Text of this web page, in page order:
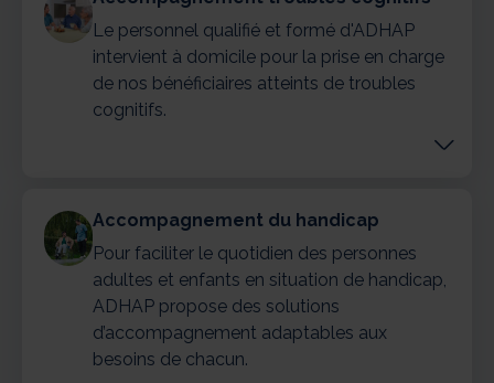
Le personnel qualifié et formé d'ADHAP
intervient à domicile pour la prise en charge
de nos bénéficiaires atteints de troubles
cognitifs.
Accompagnement du handicap
Pour faciliter le quotidien des personnes
adultes et enfants en situation de handicap,
ADHAP propose des solutions
d’accompagnement adaptables aux
besoins de chacun.